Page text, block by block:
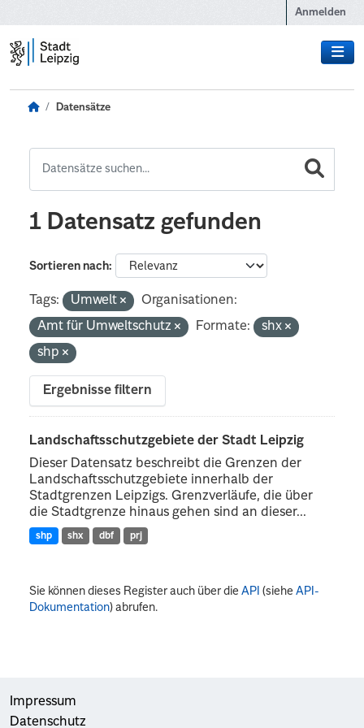
Anmelden
Datensätze
1 Datensatz gefunden
Sortieren nach
Tags: Umwelt
Organisationen:
Amt für Umweltschutz
Formate:
shx
shp
Ergebnisse filtern
Landschaftsschutzgebiete der Stadt Leipzig
Dieser Datensatz beschreibt die Grenzen der
Landschaftsschutzgebiete innerhalb der
Stadtgrenzen Leipzigs. Grenzverläufe, die über
die Stadtgrenze hinaus gehen sind an dieser...
shp shx dbf prj
Sie können dieses Register auch über dieAPI (sieheAPI-
Dokumentation) abrufen.
Impressum
Datenschutz